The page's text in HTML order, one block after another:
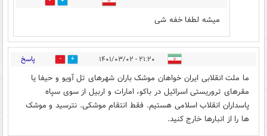
میشه لطفا خفه شی
۲۱:۲۰ - ۱۴۰۱/۰۳/۰۲ 3 پاسخ
ما ملت انقلابی ایران خواهان موشک باران شهرهای تل آویو و حیفا یا
مقرهای تروریستی اسرائیل در باکو، امارات و اربیل از سوی سپاه
پاسداران انقلاب اسلامی هستیم. فقط انتقام موشکی. نترسید و موشک
ها را از انبارها خارج کنید.